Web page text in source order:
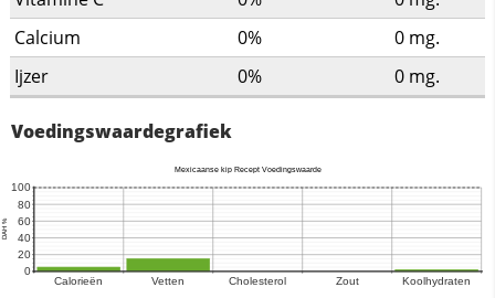
Calcium
0% 0 mg.
Ijzer
0% 0 mg.
Voedingswaardegrafiek